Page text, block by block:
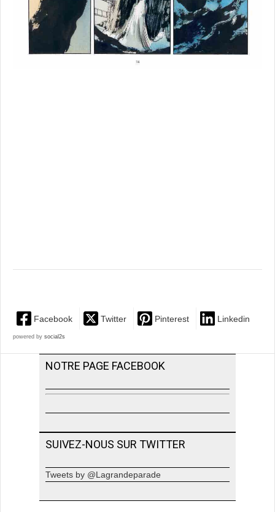
Facebook Twitter Pinterest Linkedin
powered by social2s
NOTRE PAGE FACEBOOK
SUIVEZ-NOUS SUR TWITTER
Tweets by @Lagrandeparade